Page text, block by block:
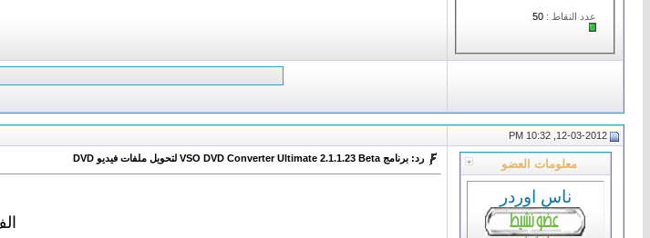
عدد النقاط :50
معلومات العضو
ناس اوردر
رد: برنامج VSO DVD Converter Ultimate 2.1.1.23 Beta لتحويل ملفات فيديو DVD